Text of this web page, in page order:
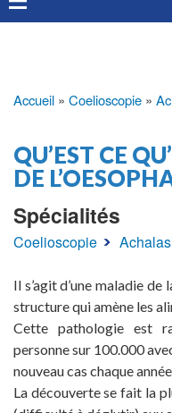
d'Ariane
Accueil Coelioscopie
QU’EST CE
DE
Spécialités
Coelioscopie
Il s’agit d’une maladie
structure qui amène les
Cette pathologie est
personne sur 100.000
nouveau cas chaque
La découverte se fait la